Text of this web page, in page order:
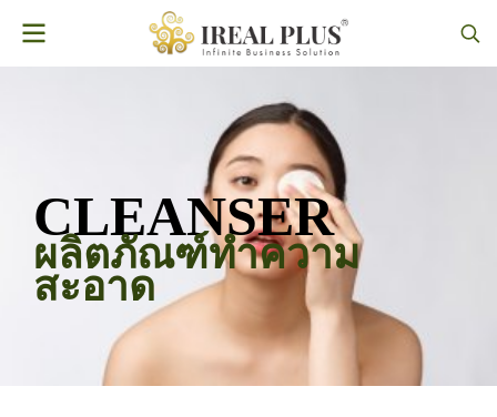
CLEANSER
ผลิตภัณฑ์ทำความ
สะอาด